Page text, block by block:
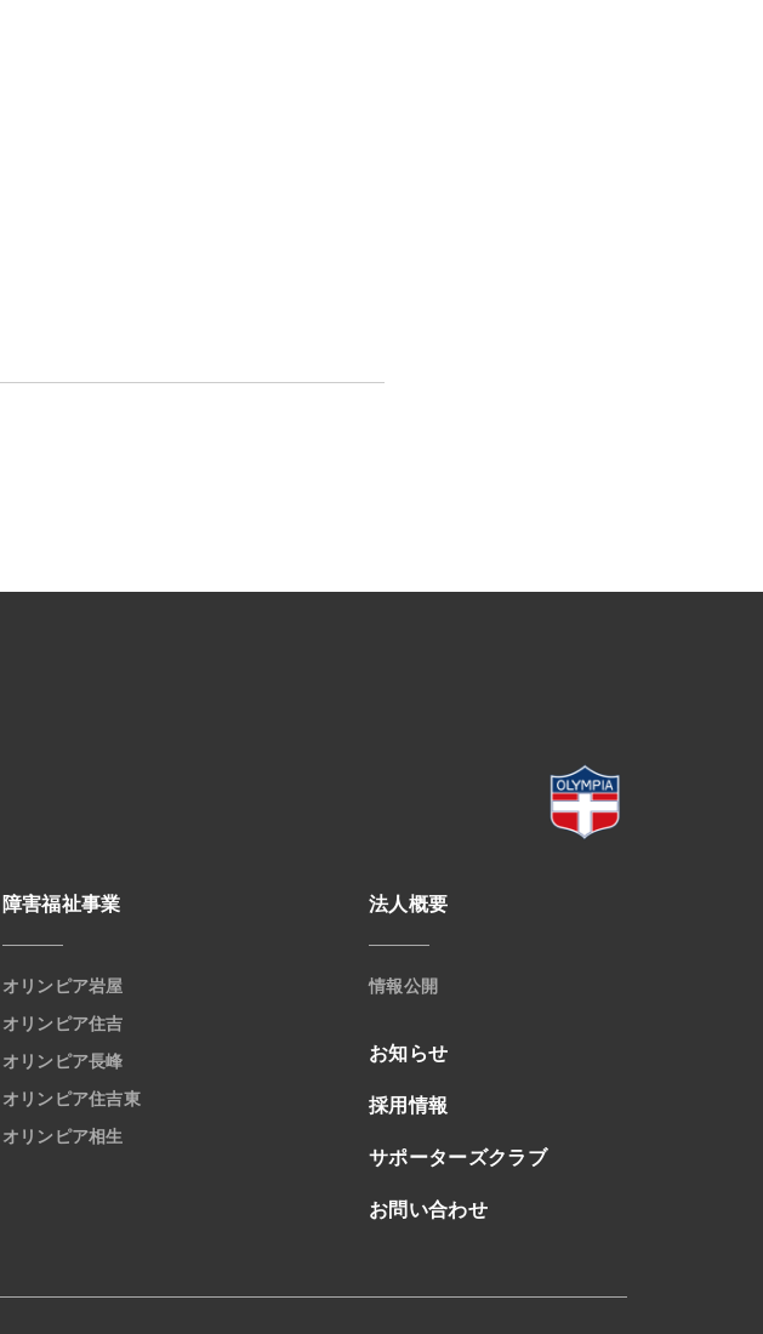
障害福祉事業
オリンピア岩屋
オリンピア住吉
オリンピア長峰
オリンピア住吉東
オリンピア相生
法人概要
情報公開
お知らせ
採用情報
サポーターズクラブ
お問い合わせ